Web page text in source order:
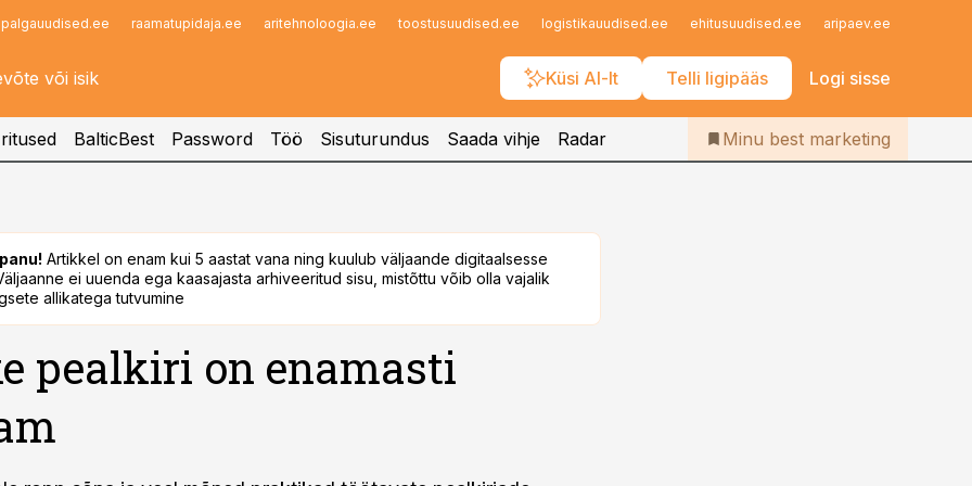
palgauudised.ee raamatupidaja.ee aritehnoloogia.ee toostusuudised.ee logistikauudised.ee ehitusuudised.ee aripaev.ee
Küsi AI-lt Telli ligipääs Logi sisse
Infopank
Iseteenindus
Telli Bestmarketing
BalticBest Password Töö Sisuturundus Saada vihje Radar Minu best marketing
Artikkel on enam kui 5 aastat vana ning kuulub väljaande digitaalsesse
ei uuenda ega kaasajasta arhiveeritud sisu, mistõttu võib olla vajalik
allikatega tutvumine
pealkiri on enamasti